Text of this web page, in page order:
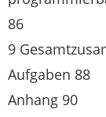
86
9
Aufgaben 88
Anhang 90